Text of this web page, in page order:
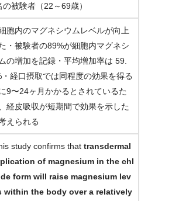
の被験者（22～69歳）
胞内のマグネシウムレベルが向上
・被験者の89%が細胞内マグネシ
の増加を記録・平均増加率は 59.
・経口摂取では同程度の効果を得る
9〜24ヶ月かかるとされているた
経皮吸収が短期間で効果を示した
えられる
study confirms that transdermal
of magnesium in the chl
form will raise magnesium lev
within the body over a relatively